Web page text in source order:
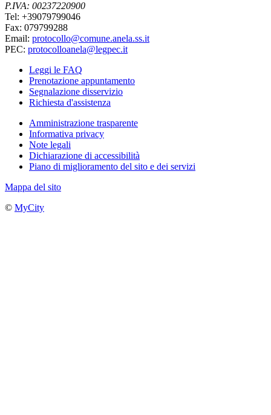
P.IVA: 00237220900
Tel: +39079799046
Fax: 079799288
Email: protocollo@comune.anela.ss.it
PEC: protocolloanela@legpec.it
Leggi le FAQ
Prenotazione appuntamento
Segnalazione disservizio
Richiesta d'assistenza
Amministrazione trasparente
Informativa privacy
Note legali
Dichiarazione di accessibilità
Piano di miglioramento del sito e dei servizi
Mappa del sito
© MyCity